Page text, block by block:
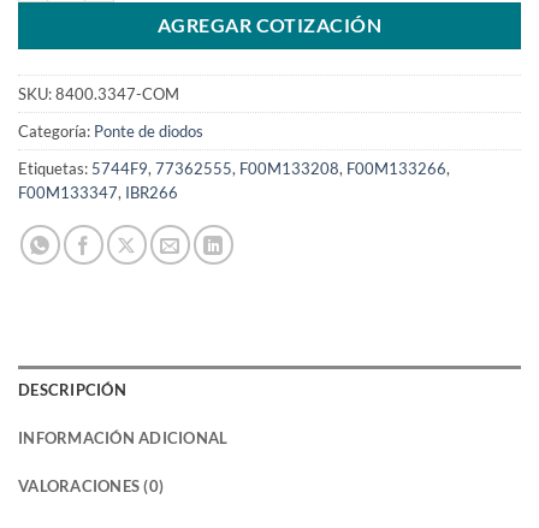
AGREGAR COTIZACIÓN
SKU:8400.3347-COM
Categoría: Ponte de diodos
Etiquetas: 5744F9, 77362555, F00M133208, F00M133266,
F00M133347, IBR266
DESCRIPCIÓN
INFORMACIÓN ADICIONAL
VALORACIONES (0)